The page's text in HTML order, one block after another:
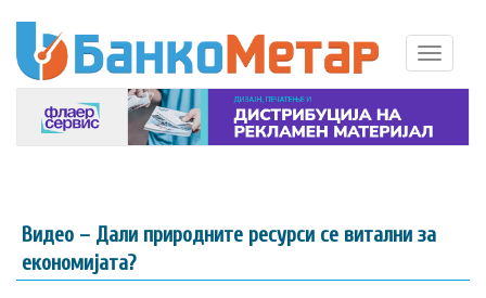
Видео – Дали природните ресурси се витални за
економијата?